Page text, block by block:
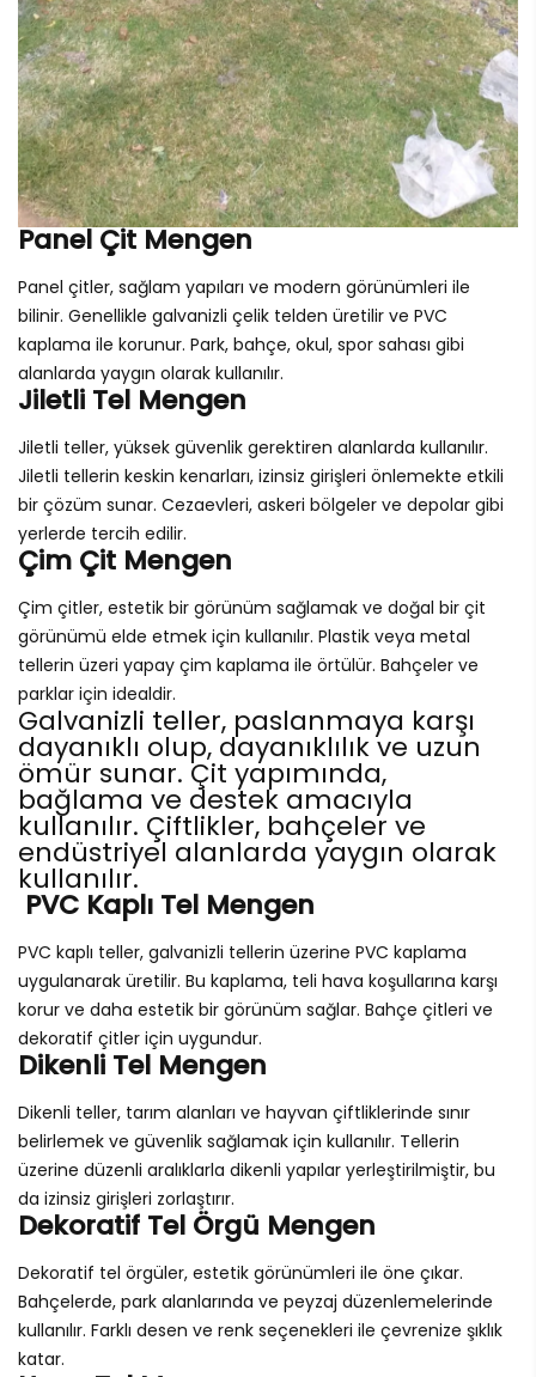
Panel Çit Mengen
Panel çitler, sağlam yapıları ve modern görünümleri ile
bilinir. Genellikle galvanizli çelik telden üretilir ve PVC
kaplama ile korunur. Park, bahçe, okul, spor sahası gibi
alanlarda yaygın olarak kullanılır.
Jiletli Tel Mengen
Jiletli teller, yüksek güvenlik gerektiren alanlarda kullanılır.
Jiletli tellerin keskin kenarları, izinsiz girişleri önlemekte etkili
bir çözüm sunar. Cezaevleri, askeri bölgeler ve depolar gibi
yerlerde tercih edilir.
Çim Çit Mengen
Çim çitler, estetik bir görünüm sağlamak ve doğal bir çit
görünümü elde etmek için kullanılır. Plastik veya metal
tellerin üzeri yapay çim kaplama ile örtülür. Bahçeler ve
parklar için idealdir.
Galvanizli teller, paslanmaya karşı
dayanıklı olup, dayanıklılık ve uzun
ömür sunar. Çit yapımında,
bağlama ve destek amacıyla
kullanılır. Çiftlikler, bahçeler ve
endüstriyel alanlarda yaygın olarak
kullanılır.
PVC Kaplı Tel Mengen
PVC kaplı teller, galvanizli tellerin üzerine PVC kaplama
uygulanarak üretilir. Bu kaplama, teli hava koşullarına karşı
korur ve daha estetik bir görünüm sağlar. Bahçe çitleri ve
dekoratif çitler için uygundur.
Dikenli Tel Mengen
Dikenli teller, tarım alanları ve hayvan çiftliklerinde sınır
belirlemek ve güvenlik sağlamak için kullanılır. Tellerin
üzerine düzenli aralıklarla dikenli yapılar yerleştirilmiştir, bu
da izinsiz girişleri zorlaştırır.
Dekoratif Tel Örgü Mengen
Dekoratif tel örgüler, estetik görünümleri ile öne çıkar.
Bahçelerde, park alanlarında ve peyzaj düzenlemelerinde
kullanılır. Farklı desen ve renk seçenekleri ile çevrenize şıklık
katar.